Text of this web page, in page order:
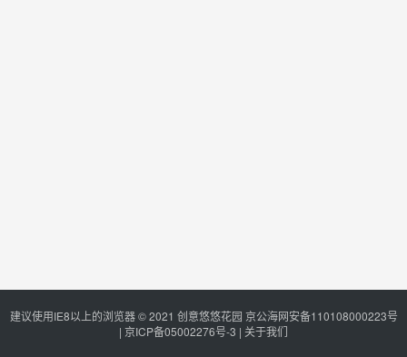
建议使用IE8以上的浏览器 © 2021 创意悠悠花园 京公海网安备110108000223号
| 京ICP备05002276号-3 | 关于我们